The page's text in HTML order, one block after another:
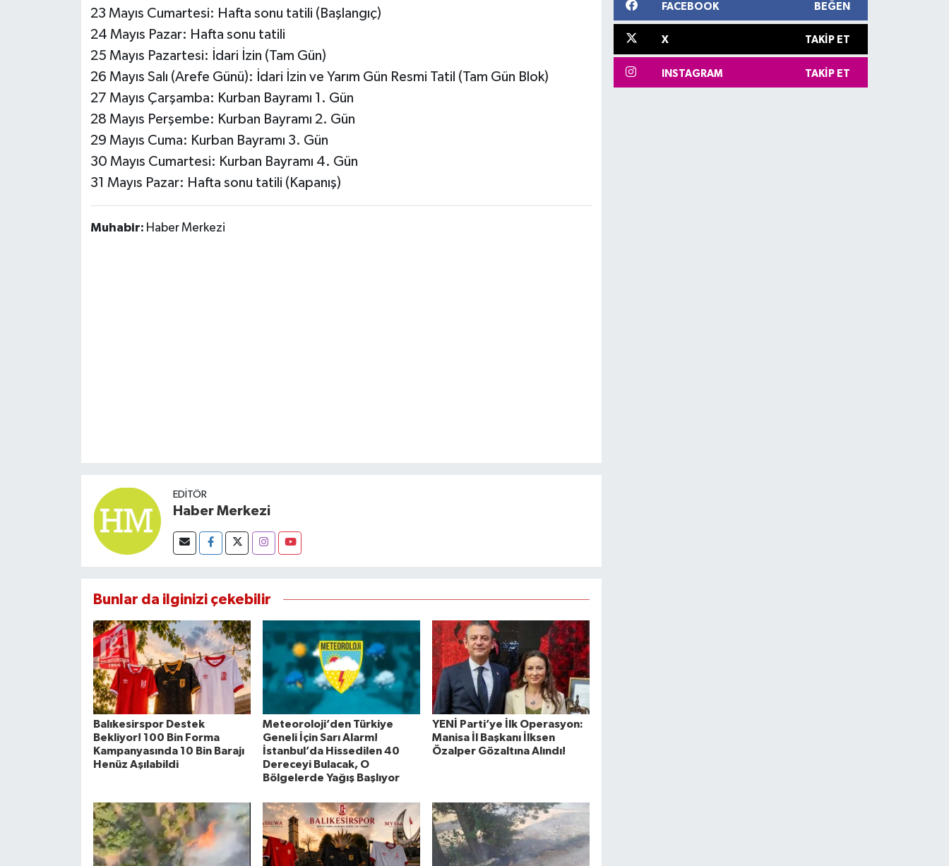
23 Mayıs Cumartesi: Hafta sonu tatili (Başlangıç)
24 Mayıs Pazar: Hafta sonu tatili
25 Mayıs Pazartesi: İdari İzin (Tam Gün)
26 Mayıs Salı (Arefe Günü): İdari İzin ve Yarım Gün Resmi Tatil (Tam Gün Blok)
27 Mayıs Çarşamba: Kurban Bayramı 1. Gün
28 Mayıs Perşembe: Kurban Bayramı 2. Gün
29 Mayıs Cuma: Kurban Bayramı 3. Gün
30 Mayıs Cumartesi: Kurban Bayramı 4. Gün
31 Mayıs Pazar: Hafta sonu tatili (Kapanış)
Muhabir: Haber Merkezi
EDITÖR
Haber Merkezi
Bunlar da ilginizi çekebilir
Balıkesirspor Destek
Bekliyor! 100 Bin Forma
Kampanyasında 10 Bin Barajı
Henüz Aşılabildi
Meteoroloji’den Türkiye
Geneli İçin Sarı Alarm!
İstanbul’da Hissedilen 40
Dereceyi Bulacak, O
Bölgelerde Yağış Başlıyor
YENİ Parti’ye İlk Operasyon:
Manisa İl Başkanı İlksen
Özalper Gözaltına Alındı!
FACEBOOK BEĞEN
X TAKIP ET
INSTAGRAM TAKIP ET